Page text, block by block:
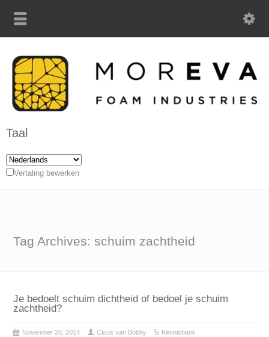
Taal
Vertaling bewerken
Tag Archives: schuim zachtheid
Je bedoelt schuim dichtheid of bedoel je schuim
zachtheid?
November 20, 2014 Clous van Bobby Kennisbank